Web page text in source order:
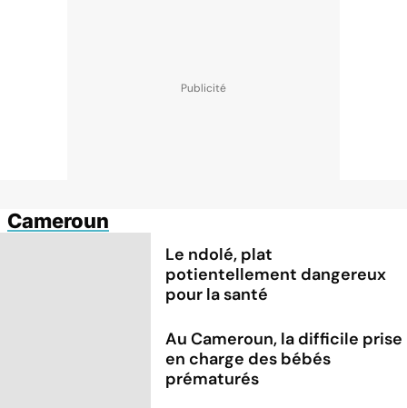
Cameroun
Le ndolé, plat
potientellement dangereux
pour la santé
Au Cameroun, la difficile prise
en charge des bébés
prématurés